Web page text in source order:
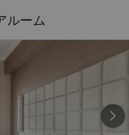
ルーム
